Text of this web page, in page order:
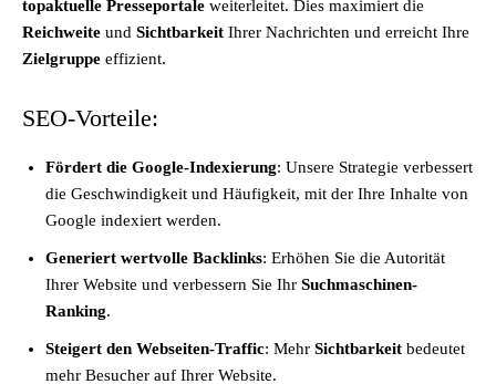
topaktuelle Presseportale weiterleitet. Dies maximiert die
Reichweite und Sichtbarkeit Ihrer Nachrichten und erreicht Ihre
Zielgruppe effizient.
SEO-Vorteile:
Fördert die Google-Indexierung: Unsere Strategie verbessert
die Geschwindigkeit und Häufigkeit, mit der Ihre Inhalte von
Google indexiert werden.
Generiert wertvolle Backlinks: Erhöhen Sie die Autorität
Ihrer Website und verbessern Sie Ihr Suchmaschinen-
Ranking.
Steigert den Webseiten-Traffic: Mehr Sichtbarkeit bedeutet
mehr Besucher auf Ihrer Website.